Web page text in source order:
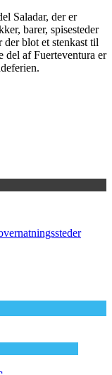
Saladar, der er
barer, spisesteder
der blot et stenkast til
del af Fuerteventura er